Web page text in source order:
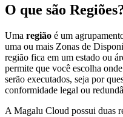
O que são
Uma região é um
uma ou mais Zonas de
região fica em um estado ou
permite que você escolha
serão executados, seja por
conformidade legal ou
A Magalu Cloud possui duas